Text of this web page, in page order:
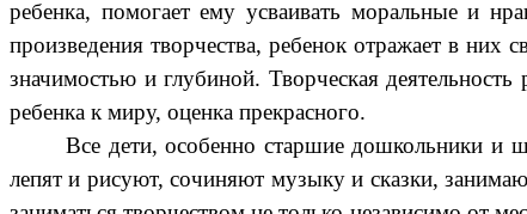
ребенка, помогает ему усваивать моральные и
произведения творчества, ребенок отражает в
значимостью и глубиной. Творческая деятельность
ребенка к миру, оценка прекрасного.
Все дети, особенно старшие дошкольники и
лепят и рисуют, сочиняют музыку и сказки,